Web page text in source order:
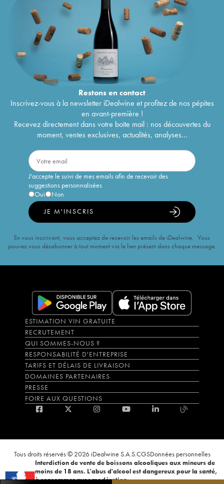
Restons encontact
Inscrivez-vous à la newsletter iDealwine et profitez de nos pépites
en avant-première !
Recevez directement dans votre boîte mail : nos découvertes du
moment, ventes exclusives, actualités, analyses...
J'accepte le suivi de mes emails afin de recevoir des
suggestions personnalisées
Oui
Non
JE M'INSCRIS
En vous inscrivant, vous acceptez de recevoir les emails de iDealwine. Vous
pouvez vous désabonner à tout moment via le lien présent dans chaque message.
ESTIMATION VIN GRATUITE
RECRUTEMENT
QUI SOMMES-NOUS ?
RESPONSABILITÉ D'ENTREPRISE
TARIFS ET DÉLAIS DE LIVRAISON
DOMAINES PARTENAIRES
PRESSE
FOIRE AUX QUESTIONS
Tous droits réservés © 2026 iDealwine S.A.S.CGSDonnées personnelles
Interdiction de vente de boissons alcooliques aux mineurs de
moins de 18 ans. L'abus d'alcool est dangereux pour la santé,
à consommer avec modération.